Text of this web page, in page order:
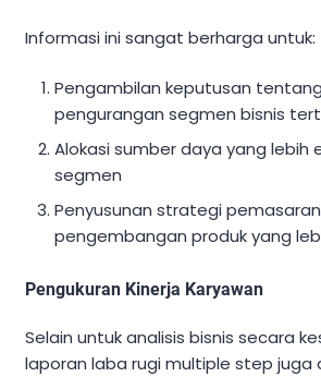
Informasi ini sangat berharga untuk:
Pengambilan keputusan
pengurangan segmen bisnis
Alokasi sumber daya yang lebih
segmen
Penyusunan strategi
pengembangan produk yang
Pengukuran Kinerja Karyawan
Selain untuk analisis bisnis secara
laporan laba rugi multiple step juga